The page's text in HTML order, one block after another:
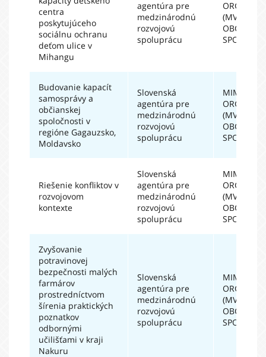
centra
poskytujúceho
sociálnu ochranu
deťom ulice v
Mihangu
agentúra pre
medzinárodnú
rozvojovú
spoluprácu
(MVO) A
Budovanie kapacít
samosprávy a
občianskej
spoločnosti v
regióne Gagauzsko,
Moldavsko
Slovenská
agentúra pre
medzinárodnú
rozvojovú
spoluprácu
(MVO) A
Riešenie konfliktov v
rozvojovom
kontexte
Slovenská
agentúra pre
medzinárodnú
rozvojovú
spoluprácu
(MVO) A
Zvyšovanie
potravinovej
bezpečnosti malých
farmárov
prostredníctvom
šírenia praktických
poznatkov
odbornými
učilišťami v kraji
Nakuru
Slovenská
agentúra pre
medzinárodnú
rozvojovú
spoluprácu
(MVO) A